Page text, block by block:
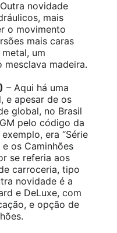
novidade
mais
o movimento
mais caras
um
madeira.
– Aqui há uma
e apesar de os
global, no Brasil
pelo código da
era “Série
e os Caminhões
se referia aos
carroceria, tipo
novidade é a
e DeLuxe, com
e opção de